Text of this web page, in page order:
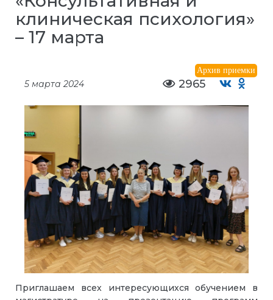
клиническая психология»
– 17 марта
Архив приемки
5 марта 2024 2965
Приглашаем всех интересующихся обучением в